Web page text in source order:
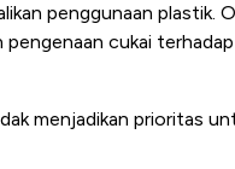
penggunaan plastik.
cukai
menjadikan prioritas